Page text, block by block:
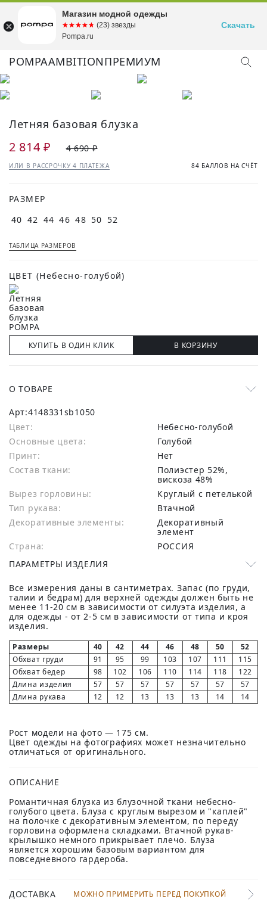
POMPAAMBITIONПРЕМИУМ
КУПИТЬ ОБРАЗ
Летняя базовая блузка
2 814 ₽ 4 690 ₽
ИЛИ В РАССРОЧКУ 4 ПЛАТЕЖА 84 БАЛЛОВ НА СЧЁТ
РАЗМЕР
40 42 44 46 48 50 52
ТАБЛИЦА РАЗМЕРОВ
ЦВЕТ (Небесно-голубой)
КУПИТЬ В ОДИН КЛИК В КОРЗИНУ
О ТОВАРЕ
Арт:4148331sb1050
Цвет:
Небесно-голубой
Основные цвета:
голубой
Принт:
Нет
Состав ткани:
полиэстер 52%,
вискоза 48%
Вырез горловины:
Круглый с петелькой
Тип рукава:
Втачной
Декоративные элементы:
Декоративный
элемент
Страна:
РОССИЯ
ПАРАМЕТРЫ ИЗДЕЛИЯ
Все измерения даны в сантиметрах. Запас (по груди,
талии и бедрам) для верхней одежды должен быть не
менее 11-20 см в зависимости от силуэта изделия, а
для одежды - от 2-5 см в зависимости от типа и кроя
изделия.
Размеры 40 42 44 46 48 50
52
Обхват груди
91 95 99 103 107 111
115
Обхват бедер
98 102 106 110 114 118
122
Длина изделия
57 57 57 57 57 57
57
Длина рукава
12 12 13 13 13 14 14
Рост модели на фото — 175 см.
Цвет одежды на фотографиях может незначительно
отличаться от оригинального.
ОПИСАНИЕ
Романтичная блузка из блузочной ткани небесно-
голубого цвета. Блуза с круглым вырезом и "каплей"
на полочке с декоративным элементом, по переду
горловина оформлена складками. Втачной рукав-
крылышко немного прикрывает плечо. Блуза
является хорошим базовым вариантом для
повседневного гардероба.
ДОСТАВКА МОЖНО ПРИМЕРИТЬ ПЕРЕД ПОКУПКОЙ
Магазин модной одежды
☆☆☆☆☆
★★★★★ (23) звезды
Pompa.ru
Скачать